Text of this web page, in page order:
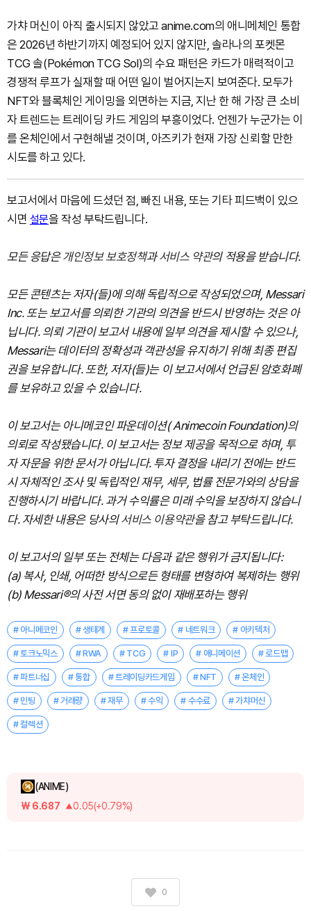
가챠 머신이 아직 출시되지 않았고 anime.com의 애니메체인 통합
은 2026년 하반기까지 예정되어 있지 않지만, 솔라나의 포켓몬
TCG 솔(Pokémon TCG Sol)의 수요 패턴은 카드가 매력적이고
경쟁적 루프가 실재할 때 어떤 일이 벌어지는지 보여준다. 모두가
NFT와 블록체인 게이밍을 외면하는 지금, 지난 한 해 가장 큰 소비
자 트렌드는 트레이딩 카드 게임의 부흥이었다. 언젠가 누군가는 이
를 온체인에서 구현해낼 것이며, 아즈키가 현재 가장 신뢰할 만한
시도를 하고 있다.
보고서에서 마음에 드셨던 점, 빠진 내용, 또는 기타 피드백이 있으
시면 설문을 작성 부탁드립니다.
모든 응답은개인정보 보호정책과서비스 약관의 적용을 받습니다.
모든 콘텐츠는 저자(들)에 의해 독립적으로 작성되었으며, Messari
Inc. 또는 보고서를 의뢰한 기관의 의견을 반드시 반영하는 것은 아
닙니다. 의뢰 기관이 보고서 내용에 일부 의견을 제시할 수 있으나,
Messari는 데이터의 정확성과 객관성을 유지하기 위해 최종 편집
권을 보유합니다. 또한, 저자(들)는 이 보고서에서 언급된 암호화폐
를 보유하고 있을 수 있습니다.
이 보고서는 아니메코인 파운데이션( Animecoin Foundation)의
의뢰로 작성됐습니다. 이 보고서는 정보 제공을 목적으로 하며, 투
자 자문을 위한 문서가 아닙니다. 투자 결정을 내리기 전에는 반드
시 자체적인 조사 및 독립적인 재무, 세무, 법률 전문가와의 상담을
진행하시기 바랍니다. 과거 수익률은 미래 수익을 보장하지 않습니
다. 자세한 내용은 당사의서비스 이용약관을 참고 부탁드립니다.
이 보고서의 일부 또는 전체는 다음과 같은 행위가 금지됩니다:
(a) 복사, 인쇄, 어떠한 방식으로든 형태를 변형하여 복제하는 행위
(b) Messari®의 사전 서면 동의 없이 재배포하는 행위
# 아니메코인 # 생태계 # 프로토콜 # 네트워크 # 아키텍처
# 토크노믹스 # RWA # TCG # IP # 애니메이션 # 로드맵
# 파트너십 # 통합 # 트레이딩카드게임 # NFT # 온체인
# 민팅 # 거래량 # 재무 # 수익 # 수수료 # 가챠머신
# 컬렉션
(ANIME)
₩ 6.687
0.05(+0.79%)
0